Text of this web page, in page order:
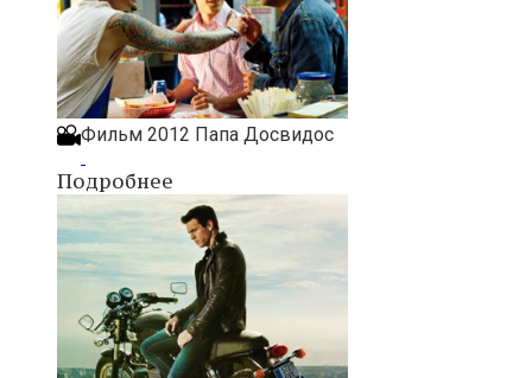
Фильм 2012 Папа Досвидос
Подробнее